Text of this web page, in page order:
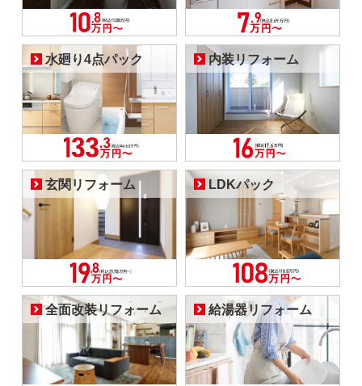
水廻り4点パック 内装リフォーム
玄関リフォーム LDKパック
全面改装リフォーム 給湯器リフォーム